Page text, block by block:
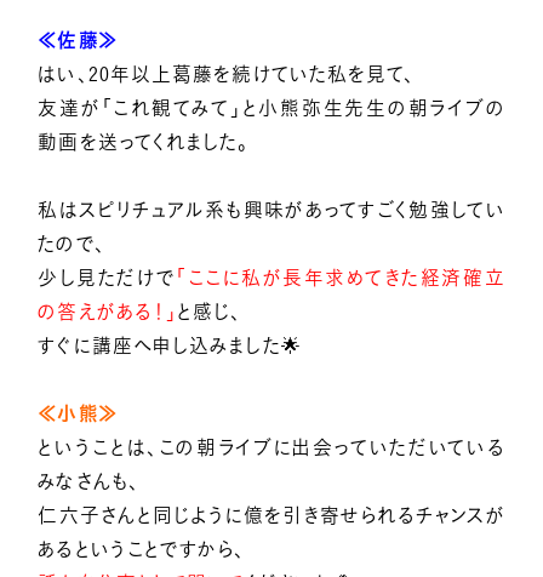
≪佐藤≫
はい、20年以上葛藤を続けていた私を見て、
友達が「これ観てみて」と小熊弥生先生の朝ライブの
動画を送ってくれました。
私はスピリチュアル系も興味があってすごく勉強してい
たので、
少し見ただけで 「ここに私が長年求めてきた経済確立
の答えがある！」 と感じ、
すぐに講座へ申し込みました🌟
≪小熊≫
ということは、この朝ライブに出会っていただいている
みなさんも、
仁六子さんと同じように億を引き寄せられるチャンスが
あるということですから、